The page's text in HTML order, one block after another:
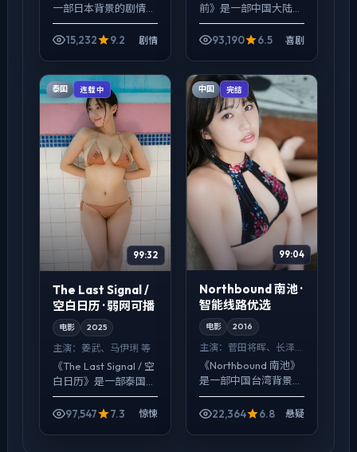
一部日本背景的剧情作
品，2023年公映，由
郭帆执导，沈腾、张子
环境声托情绪，喜剧桥
段...
15,232 9.2 剧情
前》是一部中国大陆背
景的喜剧作品，2020
年公映，由许鞍华执
型片框架里埋入作者式
旁白与留...
93,190 6.5 喜剧
泰国 连载中
99:32
The Last Signal /
空白日历 · 弱网可播
电影 2025
主演： 姜武、马伊琍 等
《The Last Signal / 空
白日历》是一部泰国背
景的惊悚作品，2025
年公映，由朴赞郁执
97,547 7.3 惊悚
中国 完结
99:04
Northbound 南池 ·
智能线路优选
电影 2016
主演：菅田将晖、长泽
雅美 等
《Northbound 南池》
是一部中国台湾背景的
悬疑作品，2016年公
映，由新海诚执导，菅
22,364 6.8 悬疑